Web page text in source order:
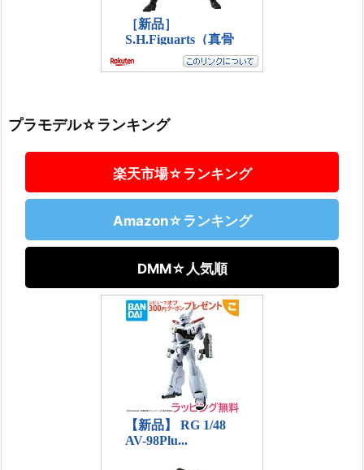
プラモデル☆ランキング
楽天市場☆ランキング
Amazon☆ランキング
DMM☆人気順